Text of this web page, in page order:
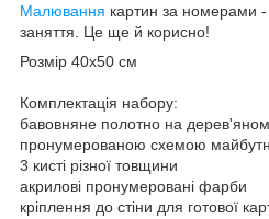
Малювання картин за номерами
заняття. Це ще й корисно!
Розмір 40x50 см
Комплектація набору:
бавовняне полотно на
пронумерованою схемою
3 кисті різної товщини
акрилові пронумеровані фарби
кріплення до стіни для готової